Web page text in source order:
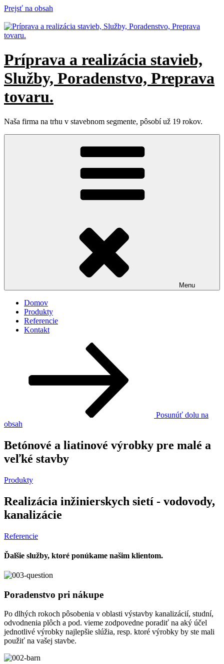
Prejsť na obsah
Príprava a realizácia stavieb,
Služby, Poradenstvo, Preprava
tovaru.
Naša firma na trhu v stavebnom segmente, pôsobí už 19 rokov.
Menu
Domov
Produkty
Referencie
Kontakt
Posunúť dolu na
obsah
Betónové a liatinové výrobky pre malé a
veľké stavby
Produkty
Realizácia inžinierskych sietí - vodovody,
kanalizácie
Referencie
Ďalšie služby, ktoré ponúkame našim klientom.
Poradenstvo pri nákupe
Po dlhých rokoch pôsobenia v oblasti výstavby kanalizácií, studní,
odvodnenia plôch a pod. vieme zodpovedne poradiť na aký účel
jednotlivé výrobky najlepšie slúžia, resp. ktoré výrobky by ste mali
použiť na vašej stavbe.